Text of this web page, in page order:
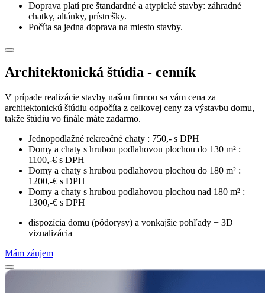
Doprava platí pre štandardné a atypické stavby: záhradné
chatky, altánky, prístrešky.
Počíta sa jedna doprava na miesto stavby.
Architektonická štúdia - cenník
V prípade realizácie stavby našou firmou sa vám cena za
architektonickú štúdiu odpočíta z celkovej ceny za výstavbu domu,
takže štúdiu vo finále máte zadarmo.
Jednopodlažné rekreačné chaty : 750,- s DPH
Domy a chaty s hrubou podlahovou plochou do 130 m² :
1100,-€ s DPH
Domy a chaty s hrubou podlahovou plochou do 180 m² :
1200,-€ s DPH
Domy a chaty s hrubou podlahovou plochou nad 180 m² :
1300,-€ s DPH
dispozícia domu (pôdorysy) a vonkajšie pohľady + 3D
vizualizácia
Mám záujem